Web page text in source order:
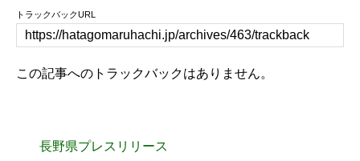
トラックバックURL
この記事へのトラックバックはありません。
長野県プレスリリース